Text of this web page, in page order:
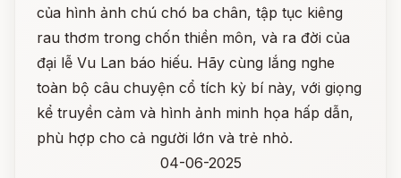
của hình ảnh chú chó ba chân, tập tục kiêng
rau thơm trong chốn thiền môn, và ra đời của
đại lễ Vu Lan báo hiếu. Hãy cùng lắng nghe
toàn bộ câu chuyện cổ tích kỳ bí này, với giọng
kể truyền cảm và hình ảnh minh họa hấp dẫn,
phù hợp cho cả người lớn và trẻ nhỏ.
04-06-2025